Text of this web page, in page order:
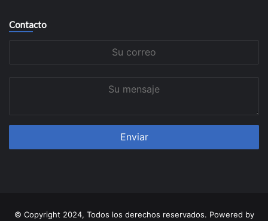
Contacto
© Copyright 2024, Todos los derechos reservados. Powered by